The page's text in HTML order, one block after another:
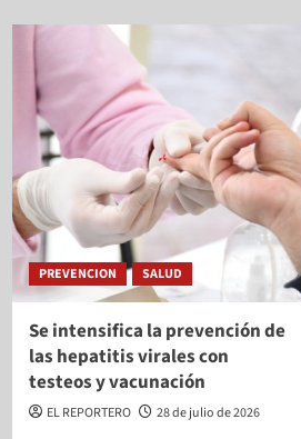
PREVENCION SALUD
Se intensifica la prevención de
las hepatitis virales con
testeos y vacunación
EL REPORTERO 28 de julio de 2026